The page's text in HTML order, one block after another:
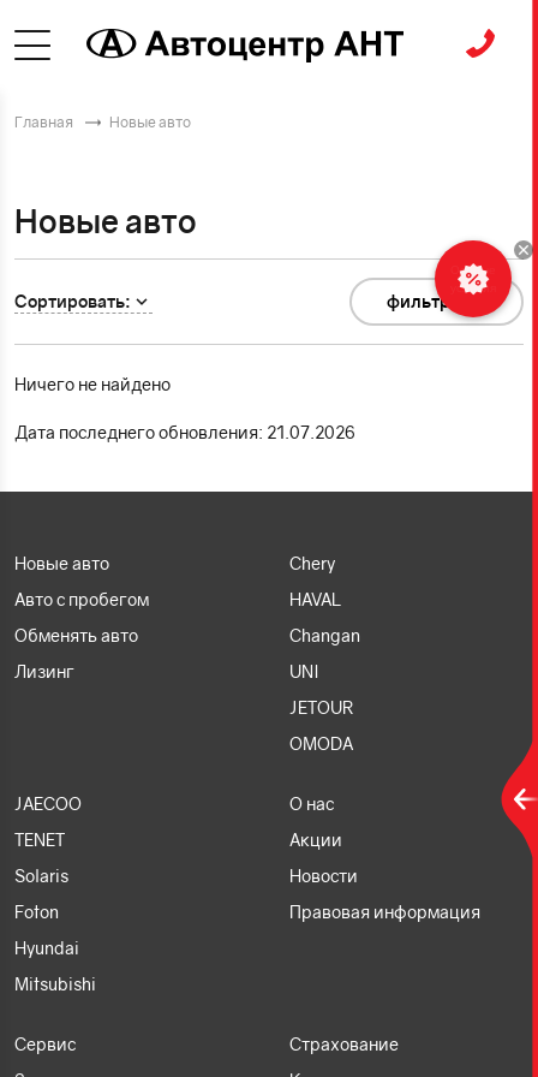
Главная Новые авто
Новые авто
Сортировать: фильтр 0
Ничего не найдено
Дата последнего обновления: 21.07.2026
Новые авто
Авто с пробегом
Обменять авто
Лизинг
Chery
HAVAL
Changan
UNI
JETOUR
OMODA
JAECOO
TENET
Solaris
Foton
Hyundai
Mitsubishi
О нас
Акции
Новости
Правовая информация
Сервис
Страхование
Особые
условия